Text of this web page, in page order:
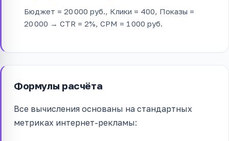
Бюджет = 20 000 руб., Клики = 400, Показы =
20 000 → CTR = 2%, CPM = 1 000 руб.
Формулы расчёта
Все вычисления основаны на стандартных
метриках интернет-рекламы: